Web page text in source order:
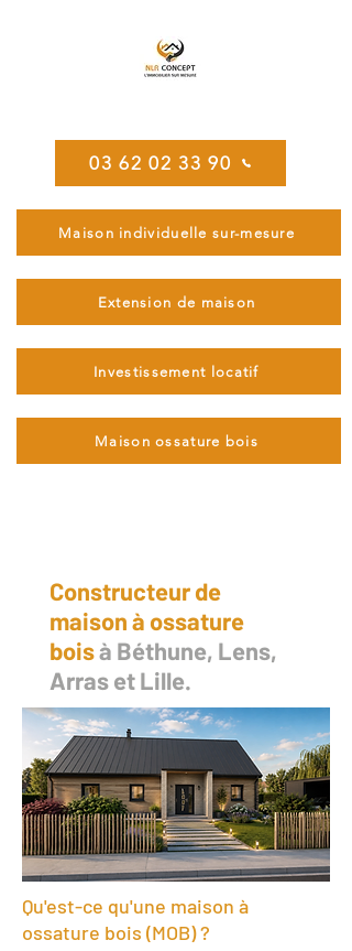
03 62 02 33 90
Maison individuelle sur-mesure
Extension de maison
Investissement locatif
Maison ossature bois
Constructeur de
maison à ossature
boisà Béthune, Lens,
Arras et Lille.
Qu'est-ce qu'une maison à
ossature bois (MOB) ?